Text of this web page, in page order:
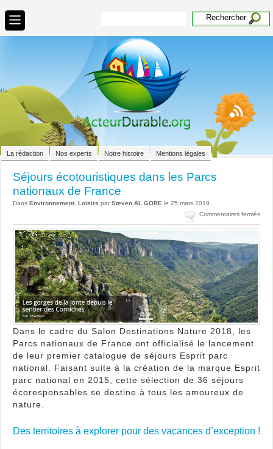
La rédaction Nos experts Notre histoire Mentions légales
Séjours écotouristiques dans les Parcs
nationaux de France
Dans Environnement Loisirs par Steven AL GORE le 25 mars 2018
Commentaires ferméssur
Dans le cadre du Salon Destinations Nature 2018, les
Parcs nationaux de France ont officialisé le lancement
de leur premier catalogue de séjours Esprit parc
national. Faisant suite à la création de la marque Esprit
parc national en 2015, cette sélection de 36 séjours
écoresponsables se destine à tous les amoureux de
nature.
Des territoires à explorer pour des vacances d’exception !